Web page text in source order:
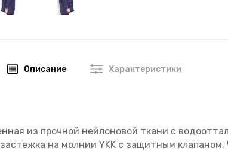
Описание Характеристики
из прочной нейлоновой ткани с
на молнии YKK с защитным